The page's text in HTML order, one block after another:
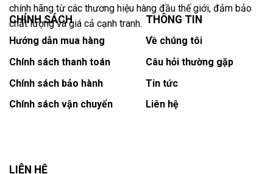
chính hãng từ các thương hiệu hàng đầu thế giới, đảm bảo
chất lượng và giá cả cạnh tranh.
CHÍNH SÁCH
Hướng dẫn mua hàng
Chính sách thanh toán
Chính sách bảo hành
Chính sách vận chuyển
THÔNG TIN
Về chúng tôi
Câu hỏi thường gặp
Tin tức
Liên hệ
LIÊN HỆ